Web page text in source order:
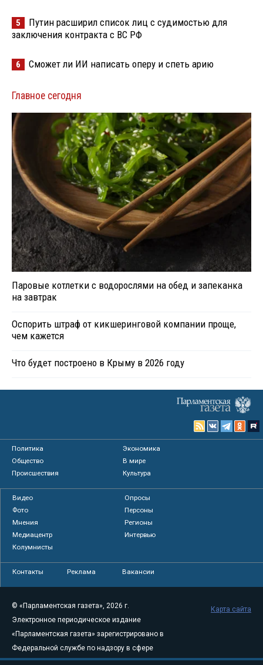
5
Путин расширил список лиц с судимостью для
заключения контракта с ВС РФ
6 Сможет ли ИИ написать оперу и спеть арию
Главное сегодня
Паровые котлетки с водорослями на обед и запеканка
на завтрак
Оспорить штраф от кикшеринговой компании проще,
чем кажется
Что будет построено в Крыму в 2026 году
Политика
Экономика
Общество
В мире
Происшествия
Культура
Видео
Опросы
Фото
Персоны
Мнения
Регионы
Медиацентр
Интервью
Колумнисты
Контакты Реклама Вакансии
© «Парламентская газета», 2026 г.
Электронное периодическое издание
«Парламентская газета» зарегистрировано в
Федеральной службе по надзору в сфере
связи, информационных технологий и
Карта сайта